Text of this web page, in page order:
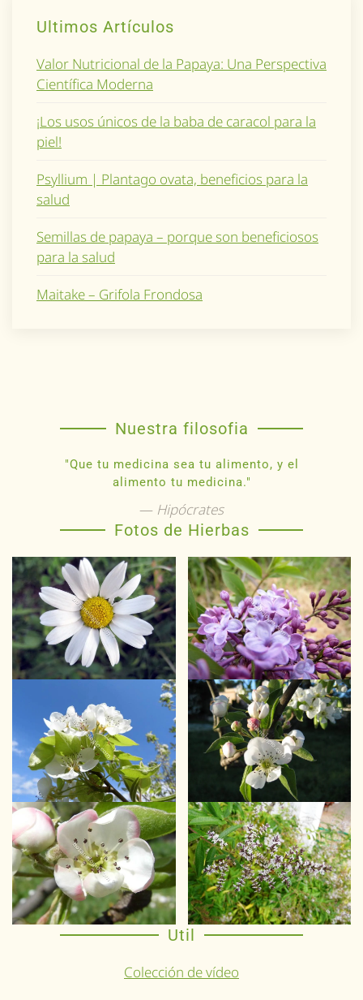
Ultimos Artículos
Valor Nutricional de la Papaya: Una Perspectiva
Científica Moderna
¡Los usos únicos de la baba de caracol para la
piel!
Psyllium | Plantago ovata, beneficios para la
salud
Semillas de papaya – porque son beneficiosos
para la salud
Maitake – Grifola Frondosa
Nuestra filosofia
"Que tu medicina sea tu alimento, y el
alimento tu medicina."
Hipócrates
Fotos de Hierbas
Util
Colección de vídeo